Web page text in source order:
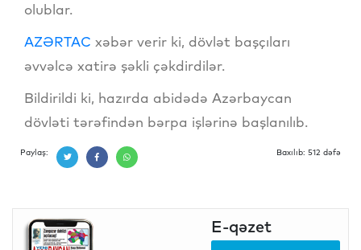
olublar.
AZƏRTAC xəbər verir ki, dövlət başçıları
əvvəlcə xatirə şəkli çəkdirdilər.
Bildirildi ki, hazırda abidədə Azərbaycan
dövləti tərəfindən bərpa işlərinə başlanılıb.
Paylaş: Baxılıb: 512 dəfə
E-qəzet